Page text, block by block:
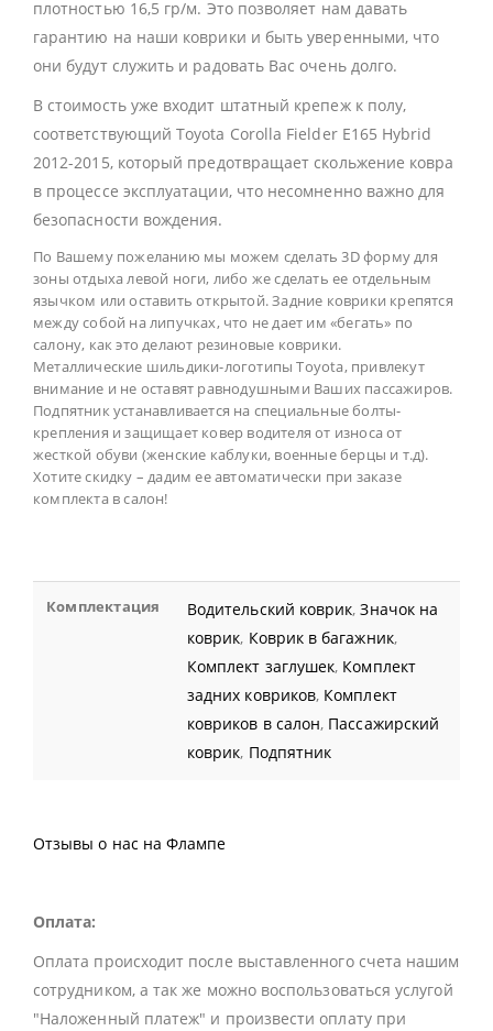
плотностью 16,5 гр/м. Это позволяет нам давать
гарантию на наши коврики и быть уверенными, что
они будут служить и радовать Вас очень долго.
В стоимость уже входит штатный крепеж к полу,
соответствующий Toyota Corolla Fielder E165 Hybrid
2012-2015, который предотвращает скольжение ковра
в процессе эксплуатации, что несомненно важно для
безопасности вождения.
По Вашему пожеланию мы можем сделать 3D форму для
зоны отдыха левой ноги, либо же сделать ее отдельным
язычком или оставить открытой. Задние коврики крепятся
между собой на липучках, что не дает им «бегать» по
салону, как это делают резиновые коврики.
Металлические шильдики-логотипы Toyota, привлекут
внимание и не оставят равнодушными Ваших пассажиров.
Подпятник устанавливается на специальные болты-
крепления и защищает ковер водителя от износа от
жесткой обуви (женские каблуки, военные берцы и т.д).
Хотите скидку – дадим ее автоматически при заказе
комплекта в салон!
Комплектация Водительский коврик,Значок на
коврик, Коврик в багажник,
Комплект заглушек, Комплект
задних ковриков, Комплект
ковриков в салон, Пассажирский
коврик, Подпятник
Отзывы о нас на Флампе
Оплата:
Оплата происходит после выставленного счета нашим
сотрудником, а так же можно воспользоваться услугой
"Наложенный платеж" и произвести оплату при